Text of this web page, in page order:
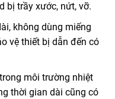
bị trầy xước, nứt, vỡ.
không dùng miếng
vệ thiết bị dẫn đến có
môi trường nhiệt
thời gian dài cũng có